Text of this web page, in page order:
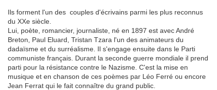
Ils forment l'un des couples d'écrivains parmi les plus reconnus
du XXe siècle.
Lui, poète, romancier, journaliste, né en 1897 est avec André
Breton, Paul Eluard, Tristan Tzara l'un des animateurs du
dadaïsme et du surréalisme. Il s'engage ensuite dans le Parti
communiste français. Durant la seconde guerre mondiale il prend
parti pour la résistance contre le Nazisme. C'est la mise en
musique et en chanson de ces poèmes par Léo Ferré ou encore
Jean Ferrat qui le fait connaître du grand public.